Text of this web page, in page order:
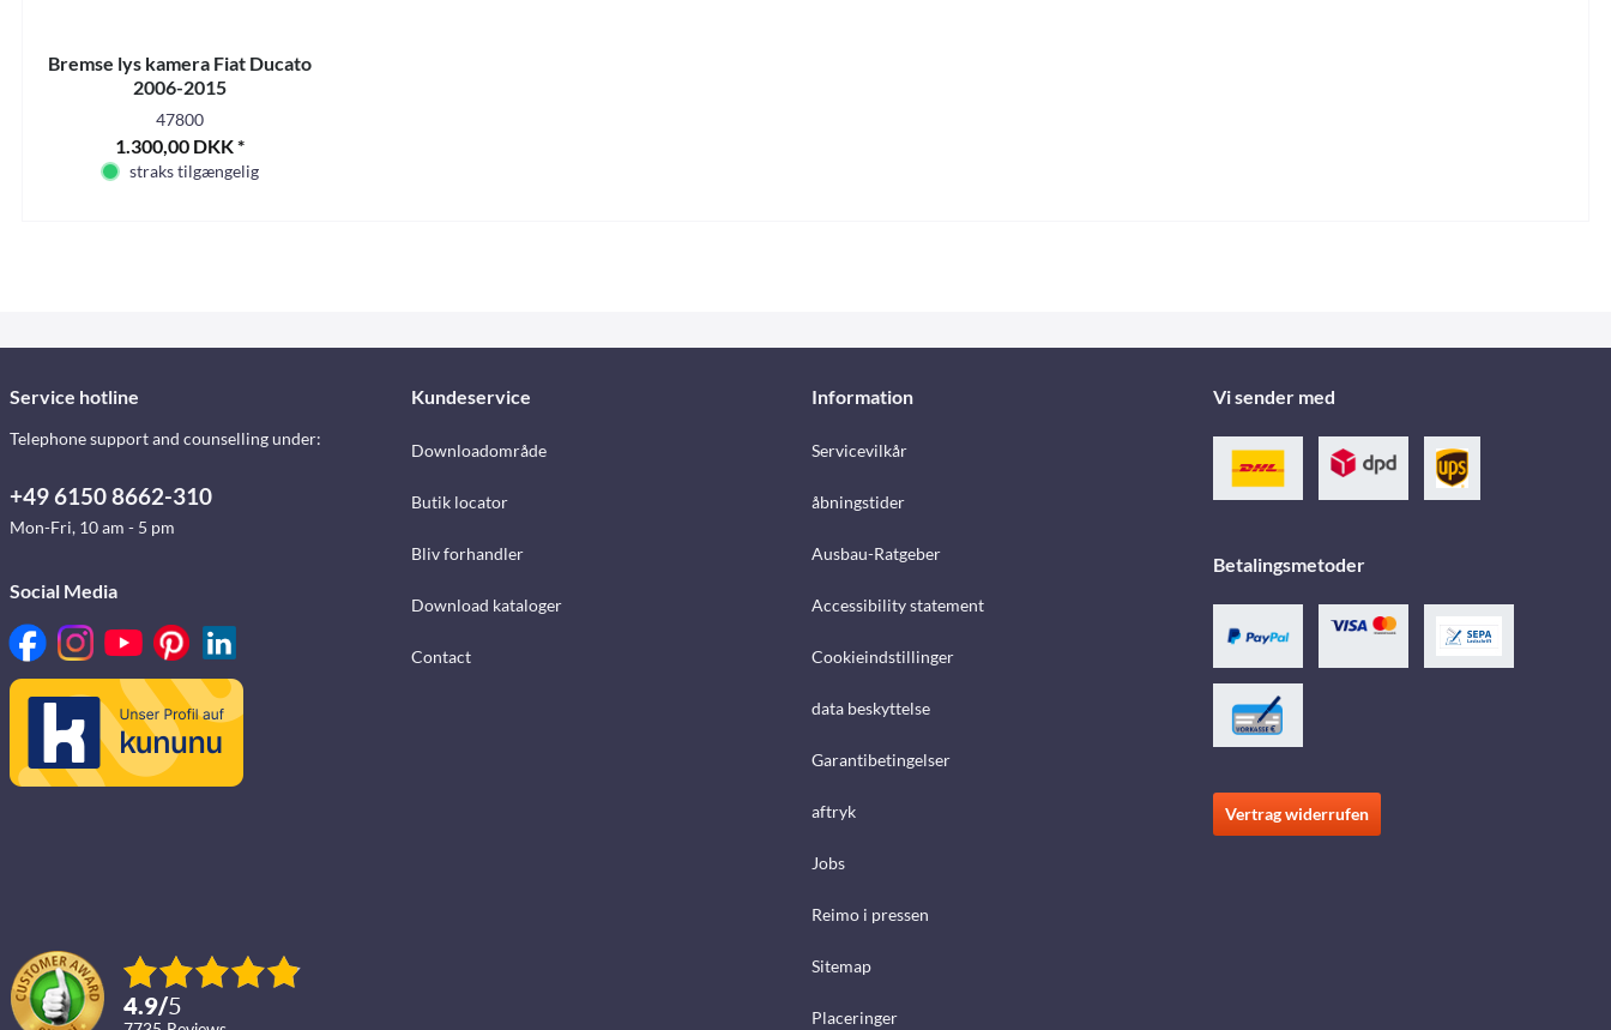
Bremse lys kamera Fiat Ducato
2006-2015
47800
1.300,00 DKK *
straks tilgængelig
Service hotline
Telephone support and counselling under:
+49 6150 8662-310
Mon-Fri, 10 am - 5 pm
Social Media
4.9/5
Kundeservice
Downloadområde
Butik locator
Bliv forhandler
Download kataloger
Contact
Information
Servicevilkår
åbningstider
Ausbau-Ratgeber
Accessibility statement
Cookieindstillinger
data beskyttelse
Garantibetingelser
aftryk
Jobs
Reimo i pressen
Sitemap
Placeringer
Vi sender med
Betalingsmetoder
Vertrag widerrufen